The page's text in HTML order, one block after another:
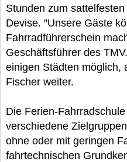
Stunden zum
Devise. "Unsere Gäste
Fahrradführerschein
Geschäftsführer des
einigen Städten möglich,
Fischer weiter.
Die Ferien-
verschiedene
ohne oder mit geringen
fahrtechnischen